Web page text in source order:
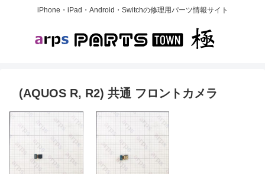
iPhone・iPad・Android・Switchの修理用パーツ情報サイト
(AQUOS R, R2) 共通 フロントカメラ